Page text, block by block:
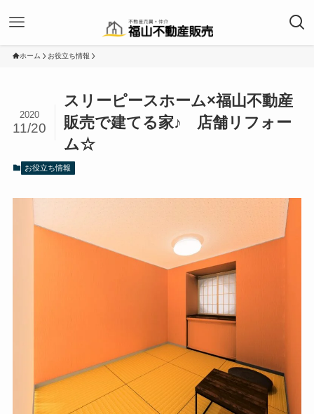
ホーム お役立ち情報
スリーピースホーム×福山不動産
販売で建てる家♪ 店舗リフォー
ム☆
2020
11/20
お役立ち情報